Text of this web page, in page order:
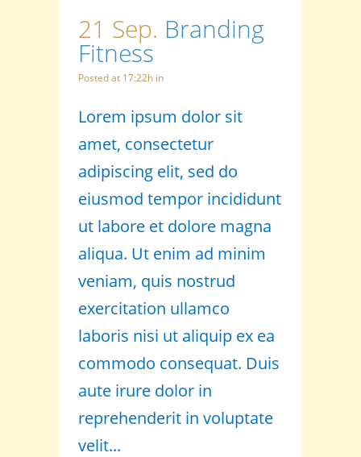
21 Sep. Branding
Fitness
Posted at 17:22h in
Lorem ipsum dolor sit
amet, consectetur
adipiscing elit, sed do
eiusmod tempor incididunt
ut labore et dolore magna
aliqua. Ut enim ad minim
veniam, quis nostrud
exercitation ullamco
laboris nisi ut aliquip ex ea
commodo consequat. Duis
aute irure dolor in
reprehenderit in voluptate
velit...